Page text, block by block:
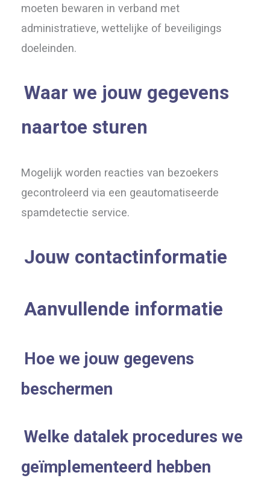
moeten bewaren in verband met
administratieve, wettelijke of beveiligings
doeleinden.
Waar we jouw gegevens
naartoe sturen
Mogelijk worden reacties van bezoekers
gecontroleerd via een geautomatiseerde
spamdetectie service.
Jouw contactinformatie
Aanvullende informatie
Hoe we jouw gegevens
beschermen
Welke datalek procedures we
geïmplementeerd hebben